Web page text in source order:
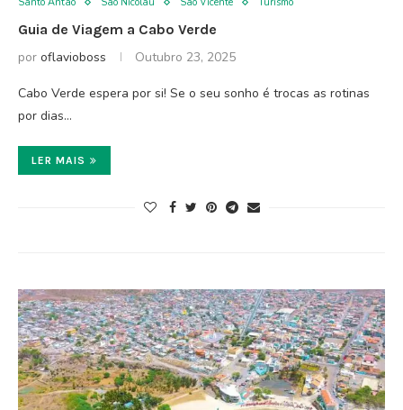
Guia de Viagem a Cabo Verde
por oflavioboss Outubro 23, 2025
Cabo Verde espera por si! Se o seu sonho é trocas as rotinas
por dias…
LER MAIS